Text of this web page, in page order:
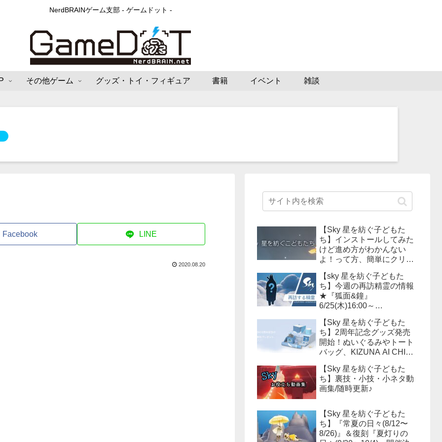
NerdBRAINゲーム支部 - ゲームドット -
その他ゲーム グッズ・トイ・フィギュア 書籍 イベント 雑談
Facebook LINE
2020.08.20
【Sky 星を紡ぐ子どもた
ち】インストールしてみた
けど進め方がわかんない
よ！って方、簡単にクリア
【sky 星を紡ぐ子どもた
ち】今週の再訪精霊の情報
★『狐面&鐘』
6/25(木)16:00～
キャンドル数は？？
【Sky 星を紡ぐ子どもた
ち】2周年記念グッズ発売
開始！ぬいぐるみやトート
バッグ、KIZUNA AI CHINA
れます！
【Sky 星を紡ぐ子どもた
ち】裏技・小技・小ネタ動
画集/随時更新♪
【Sky 星を紡ぐ子どもた
ち】『常夏の日々(8/12〜
8/26)』＆復刻『夏灯りの